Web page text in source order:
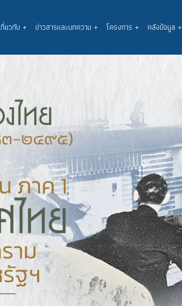
กี่ยวกับ + ข่าวสารและบทความ + โครงการ + คลังข้อมูล +